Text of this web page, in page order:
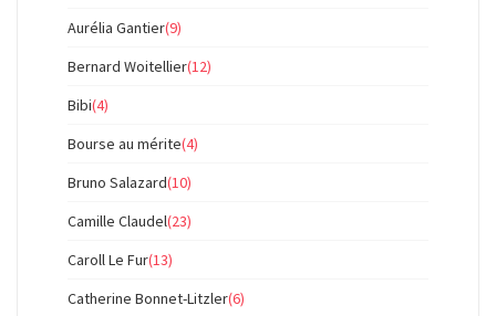
Aurélia Gantier(9)
Bernard Woitellier(12)
Bibi(4)
Bourse au mérite(4)
Bruno Salazard(10)
Camille Claudel(23)
Caroll Le Fur(13)
Catherine Bonnet-Litzler(6)